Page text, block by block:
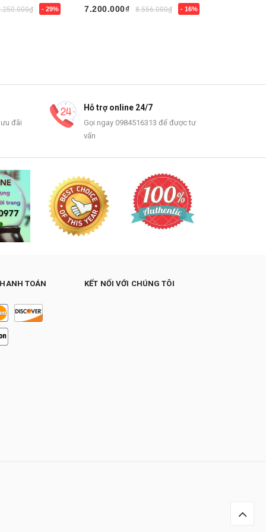
- 29%
7.200.000₫
8.556.000₫ - 16%
đãi
Hỗ trợ online 24/7
Gọi ngay 0984516313 để được tư
vấn
TOÁN KẾT NỐI VỚI CHÚNG TÔI